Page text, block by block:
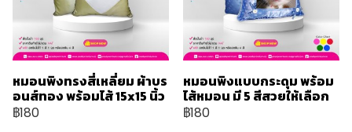
หมอนพิงทรงสี่เหลี่ยม ผ้าบร
อนส์ทอง พร้อมไส้ 15x15 นิ้ว
฿180
หมอนพิงแบบกระดุม พร้อม
ไส้หมอน มี 5 สีสวยให้เลือก
฿180